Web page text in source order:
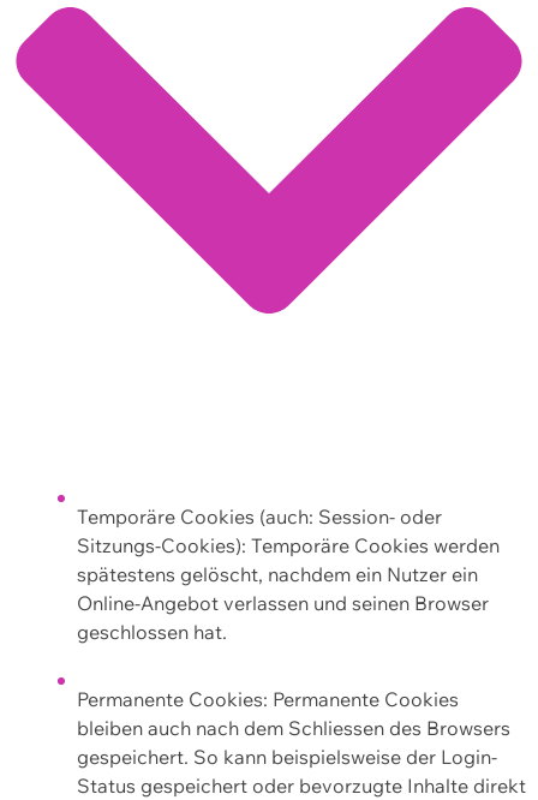
Temporäre Cookies (auch: Session- oder
Sitzungs-Cookies): Temporäre Cookies werden
spätestens gelöscht, nachdem ein Nutzer ein
Online-Angebot verlassen und seinen Browser
geschlossen hat.
Permanente Cookies: Permanente Cookies
bleiben auch nach dem Schliessen des Browsers
gespeichert. So kann beispielsweise der Login-
Status gespeichert oder bevorzugte Inhalte direkt